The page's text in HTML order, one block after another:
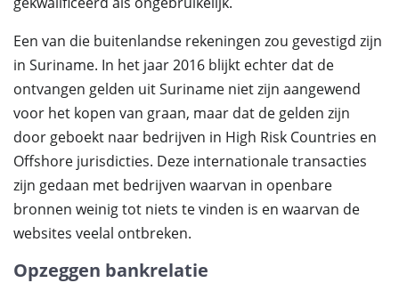
Een van die buitenlandse rekeningen zou gevestigd zijn
in Suriname. In het jaar 2016 blijkt echter dat de
ontvangen gelden uit Suriname niet zijn aangewend
voor het kopen van graan, maar dat de gelden zijn
door geboekt naar bedrijven in High Risk Countries en
Offshore jurisdicties. Deze internationale transacties
zijn gedaan met bedrijven waarvan in openbare
bronnen weinig tot niets te vinden is en waarvan de
websites veelal ontbreken.
Opzeggen bankrelatie